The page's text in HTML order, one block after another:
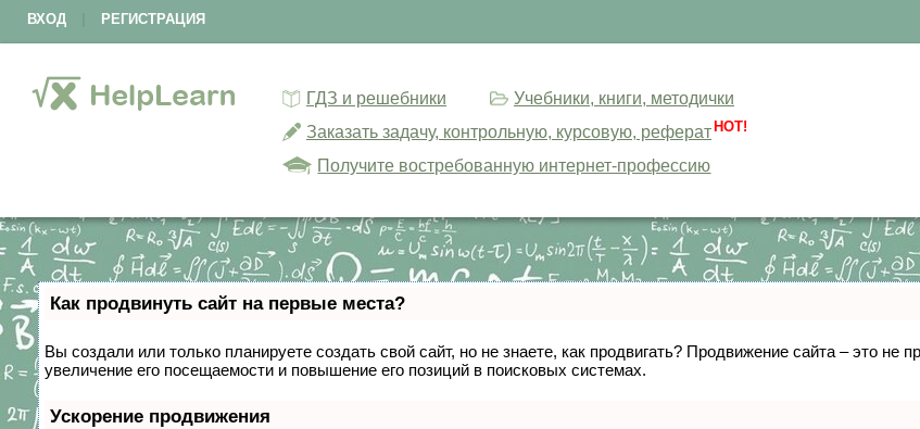
ВХОД РЕГИСТРАЦИЯ
ГДЗ и решебники
Учебники, книги, методички
Заказать задачу, контрольную, курсовую, реферат HOT!
Получите востребованную интернет-профессию
Как продвинуть сайт на первые места?
Вы создали или только планируете создать свой сайт, но не знаете, как продвигать? Продвижение сайта – это
увеличение его посещаемости и повышение его позиций в поисковых системах.
Ускорение продвижения